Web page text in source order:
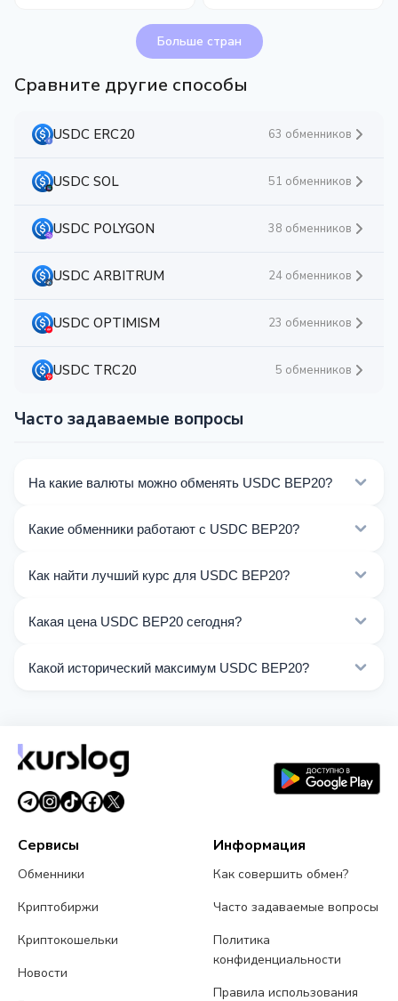
Больше стран
Сравните другие способы
USDC ERC20 63 обменников
USDC SOL 51 обменников
USDC POLYGON 38 обменников
USDC ARBITRUM 24 обменников
USDC OPTIMISM 23 обменников
USDC TRC20 5 обменников
Часто задаваемые вопросы
На какие валюты можно обменять USDC BEP20?
BEP20. Выберите нужное направление из списка на
Какие обменники работают с USDC BEP20?
операции с USDC BEP20.
Как найти лучший курс для USDC BEP20?
обменников на этой странице. Курсы обновляются в
Какая цена USDC BEP20 сегодня?
составляет $1.00. За последние 24 часа цена
Какой исторический максимум USDC BEP20?
Сервисы
Обменники
Криптобиржи
Криптокошельки
Новости
Информация
Как совершить обмен?
Часто задаваемые вопросы
Политика
конфиденциальности
Правила использования